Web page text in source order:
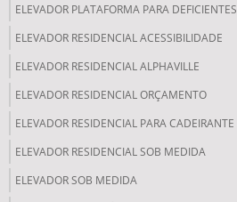
ELEVADOR PLATAFORMA PARA DEFICIENTES
ELEVADOR RESIDENCIAL ACESSIBILIDADE
ELEVADOR RESIDENCIAL ALPHAVILLE
ELEVADOR RESIDENCIAL ORÇAMENTO
ELEVADOR RESIDENCIAL PARA CADEIRANTE
ELEVADOR RESIDENCIAL SOB MEDIDA
ELEVADOR SOB MEDIDA